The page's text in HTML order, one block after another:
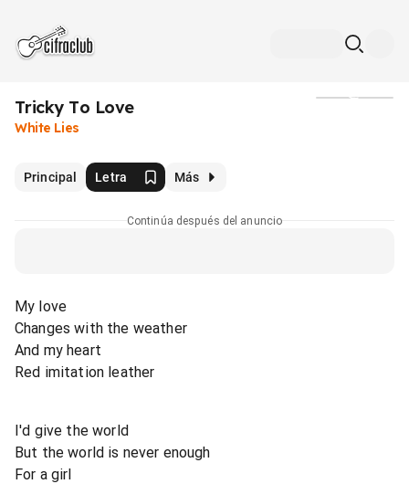
Tricky To Love
White Lies
Principal Letra Más
Continúa después del anuncio
My love
Changes with the weather
And my heart
Red imitation leather
I'd give the world
But the world is never enough
For a girl